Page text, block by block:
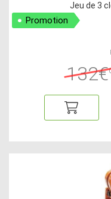
Jeu de 3
Promotion
132€